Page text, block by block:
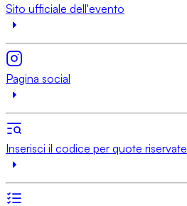
Sito ufficiale dell'evento
Pagina social
Inserisci il codice per quote riservate